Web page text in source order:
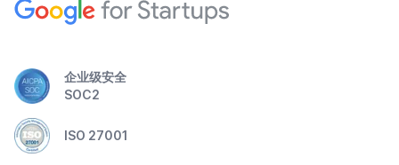
企业级安全
SOC2
ISO 27001